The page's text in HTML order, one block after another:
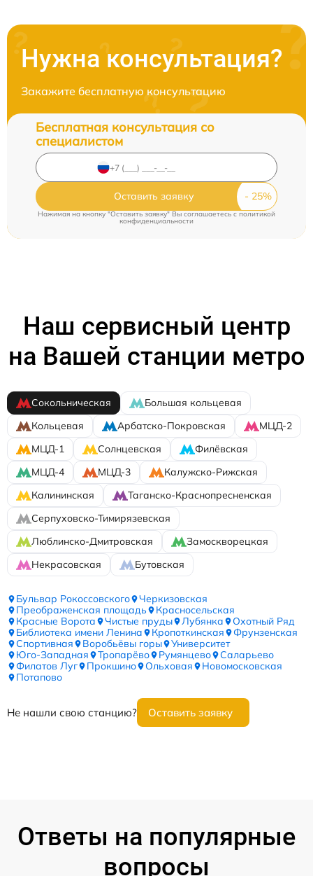
Нужна консультация?
Закажите бесплатную консультацию
Бесплатная консультация со
специалистом
Оставить заявку
Нажимая на кнопку "Оставить заявку" Вы соглашаетесь c политикой
конфиденциальности
Наш сервисный центр
на Вашей станции метро
Сокольническая
Большая кольцевая
Кольцевая
Арбатско-Покровская
МЦД-2
МЦД-1
Солнцевская
Филёвская
МЦД-4
МЦД-3
Калужско-Рижская
Калининская
Таганско-Краснопресненская
Серпуховско-Тимирязевская
Люблинско-Дмитровская
Замоскворецкая
Некрасовская
Бутовская
Бульвар Рокоссовского
Черкизовская
Преображенская площадь
Красносельская
Красные Ворота
Чистые пруды Лубянка
Охотный Ряд
Библиотека имени Ленина
Кропоткинская
Фрунзенская
Спортивная
Воробьёвы горы
Университет
Юго-Западная
Тропарёво Румянцево
Саларьево
Филатов Луг
Прокшино Ольховая
Новомосковская
Потапово
Не нашли свою станцию? Оставить заявку
Ответы на популярные
вопросы